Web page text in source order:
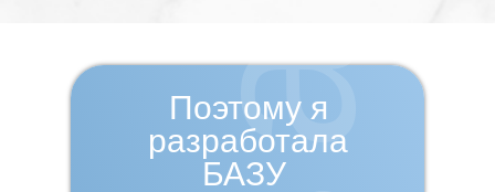
Поэтому я
разработала
БАЗУ